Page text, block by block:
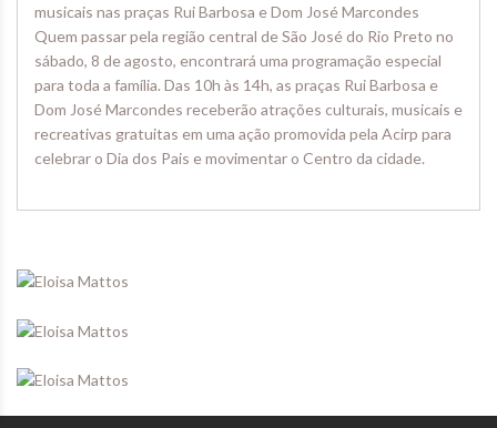
musicais nas praças Rui Barbosa e Dom José Marcondes
Quem passar pela região central de São José do Rio Preto no
sábado, 8 de agosto, encontrará uma programação especial
para toda a família. Das 10h às 14h, as praças Rui Barbosa e
Dom José Marcondes receberão atrações culturais, musicais e
recreativas gratuitas em uma ação promovida pela Acirp para
celebrar o Dia dos Pais e movimentar o Centro da cidade.